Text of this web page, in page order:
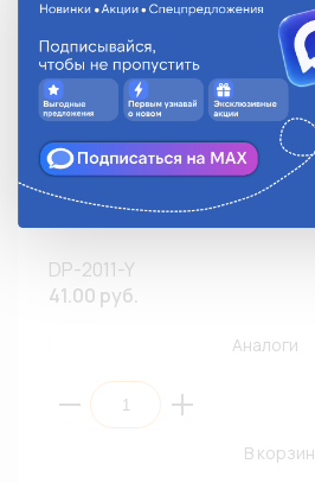
Кнопка круглая с фиксацией
Желтая/DP2011Y
DP-2011-Y
41.00 руб.
Аналоги
В